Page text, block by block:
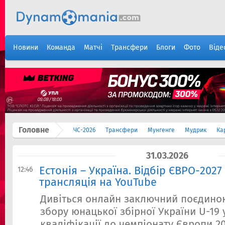
Новини Команда Матчі Трансфери Блоги Фото
Головне ЧС-2026 Трансфери Мунгенге Мудрик
31.03.2026
12:46
Естонія – Україна. Відбір ЄВРО-
трансляція на YouTube
Дивіться онлайн заключний
збору юнацької збірної України U-